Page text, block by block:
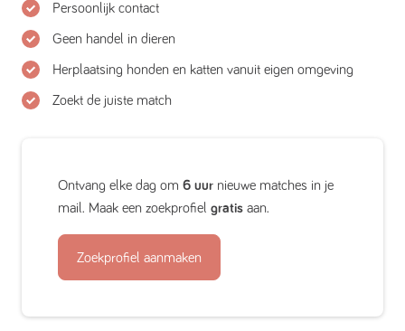
Persoonlijk contact
Geen handel in dieren
Herplaatsing honden en katten vanuit eigen omgeving
Zoekt de juiste match
Ontvang elke dag om 6 uur nieuwe matches in je
mail. Maak een zoekprofiel gratis aan.
Zoekprofiel aanmaken